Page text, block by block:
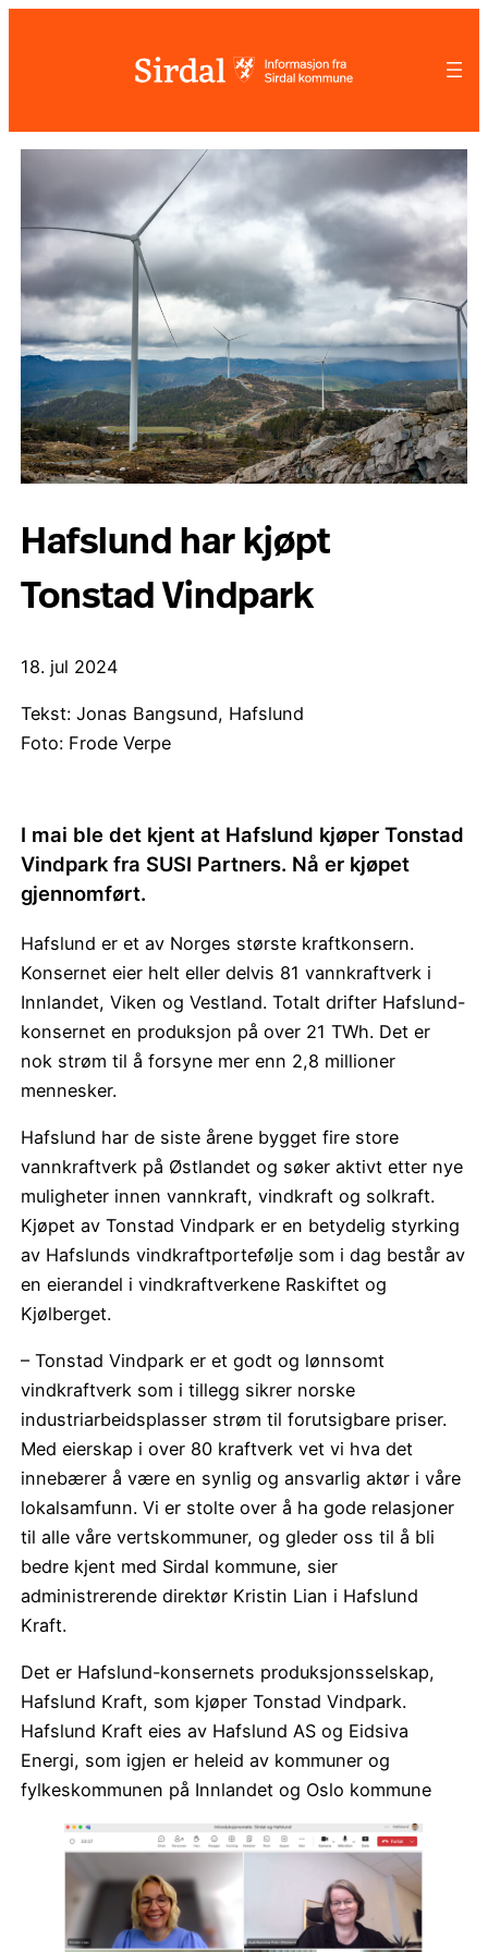
Hafslund har kjøpt
Tonstad Vindpark
18. jul 2024
Tekst: Jonas Bangsund, Hafslund
Foto: Frode Verpe
I mai ble det kjent at Hafslund kjøper Tonstad
Vindpark fra SUSI Partners. Nå er kjøpet
gjennomført.
Hafslund er et av Norges største kraftkonsern.
Konsernet eier helt eller delvis 81 vannkraftverk i
Innlandet, Viken og Vestland. Totalt drifter Hafslund-
konsernet en produksjon på over 21 TWh. Det er
nok strøm til å forsyne mer enn 2,8 millioner
mennesker.
Hafslund har de siste årene bygget fire store
vannkraftverk på Østlandet og søker aktivt etter nye
muligheter innen vannkraft, vindkraft og solkraft.
Kjøpet av Tonstad Vindpark er en betydelig styrking
av Hafslunds vindkraftportefølje som i dag består av
en eierandel i vindkraftverkene Raskiftet og
Kjølberget.
– Tonstad Vindpark er et godt og lønnsomt
vindkraftverk som i tillegg sikrer norske
industriarbeidsplasser strøm til forutsigbare priser.
Med eierskap i over 80 kraftverk vet vi hva det
innebærer å være en synlig og ansvarlig aktør i våre
lokalsamfunn. Vi er stolte over å ha gode relasjoner
til alle våre vertskommuner, og gleder oss til å bli
bedre kjent med Sirdal kommune, sier
administrerende direktør Kristin Lian i Hafslund
Kraft.
Det er Hafslund-konsernets produksjonsselskap,
Hafslund Kraft, som kjøper Tonstad Vindpark.
Hafslund Kraft eies av Hafslund AS og Eidsiva
Energi, som igjen er heleid av kommuner og
fylkeskommunen på Innlandet og Oslo kommune